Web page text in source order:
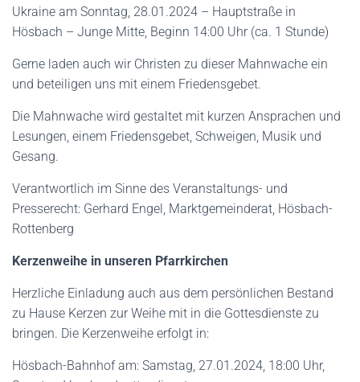
Ukraine am Sonntag, 28.01.2024 – Hauptstraße in
Hösbach – Junge Mitte, Beginn 14:00 Uhr (ca. 1 Stunde)
Gerne laden auch wir Christen zu dieser Mahnwache ein
und beteiligen uns mit einem Friedensgebet.
Die Mahnwache wird gestaltet mit kurzen Ansprachen und
Lesungen, einem Friedensgebet, Schweigen, Musik und
Gesang.
Verantwortlich im Sinne des Veranstaltungs- und
Presserecht: Gerhard Engel, Marktgemeinderat, Hösbach-
Rottenberg
Kerzenweihe in unseren Pfarrkirchen
Herzliche Einladung auch aus dem persönlichen Bestand
zu Hause Kerzen zur Weihe mit in die Gottesdienste zu
bringen. Die Kerzenweihe erfolgt in:
Hösbach-Bahnhof am: Samstag, 27.01.2024, 18:00 Uhr,